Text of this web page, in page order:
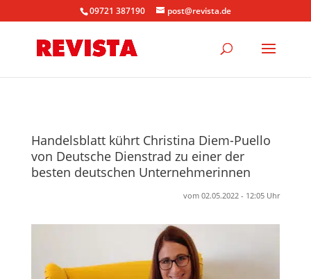
09721 387190 post@revista.de
Handelsblatt kührt Christina Diem-Puello
von Deutsche Dienstrad zu einer der
besten deutschen Unternehmerinnen
vom 02.05.2022 - 12:05 Uhr